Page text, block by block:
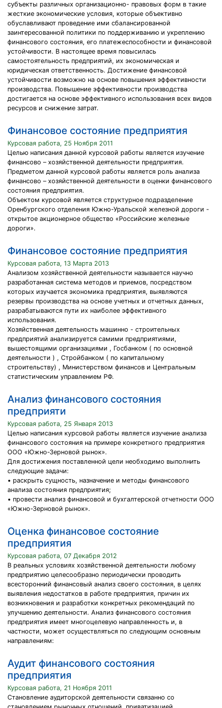
субъекты различных организационно- правовых форм в такие
жесткие экономические условия, которые объективно
обуславливают проведение ими сбалансированной
заинтересованной политики по поддерживанию и укреплению
финансового состояния, его платежеспособности и финансовой
устойчивости. В настоящее время повысилась
самостоятельность предприятий, их экономическая и
юридическая ответственность. Достижение финансовой
устойчивости возможно на основе повышения эффективности
производства. Повышение эффективности производства
достигается на основе эффективного использования всех видов
ресурсов и снижение затрат.
Финансовое состояние предприятия
Курсовая работа, 25 Ноября 2011
Целью написания данной курсовой работы является изучение
финансово – хозяйственной деятельности предприятия.
Предметом данной курсовой работы является роль анализа
финансово – хозяйственной деятельности в оценки финансового
состояния предприятия.
Объектом курсовой является структурное подразделение
Оренбургского отделения Южно-Уральской железной дороги -
открытое акционерное общество «Российские железные
дороги».
Финансовое состояние предприятия
Курсовая работа, 13 Марта 2013
Анализом хозяйственной деятельности называется научно
разработанная система методов и приемов, посредством
которых изучается экономика предприятия, выявляются
резервы производства на основе учетных и отчетных данных,
разрабатываются пути их наиболее эффективного
использования.
Хозяйственная деятельность машинно - строительных
предприятий анализируется самими предприятиями,
вышестоящими организациями , Госбанком ( по основной
деятельности ) , Стройбанком ( по капитальному
строительству) , Министерством финансов и Центральным
статистическим управлением РФ.
Анализ финансового состояния
предприяти
Курсовая работа, 25 Января 2013
Целью написания курсовой работы является изучение анализа
финансового состояния на примере конкретного предприятия
ООО «Южно-Зерновой рынок».
Для достижения поставленной цели необходимо выполнить
следующие задачи:
• раскрыть сущность, назначение и методы финансового
анализа состояния предприятия;
• провести анализ финансовой и бухгалтерской отчетности ООО
«Южно-Зерновой рынок».
Оценка финансовое состояние
предприятия
Курсовая работа, 07 Декабря 2012
В реальных условиях хозяйственной деятельности любому
предприятию целесообразно периодически проводить
всесторонний финансовый анализ своего состояния, в целях
выявления недостатков в работе предприятия, причин их
возникновения и разработки конкретных рекомендаций по
улучшению деятельности. Анализ финансового состояния
предприятия имеет многоцелевую направленность и, в
частности, может осуществляться по следующим основным
направлениям:
Аудит финансового состояния
предприятия
Курсовая работа, 21 Ноября 2011
Становление аудиторской деятельности связанно со